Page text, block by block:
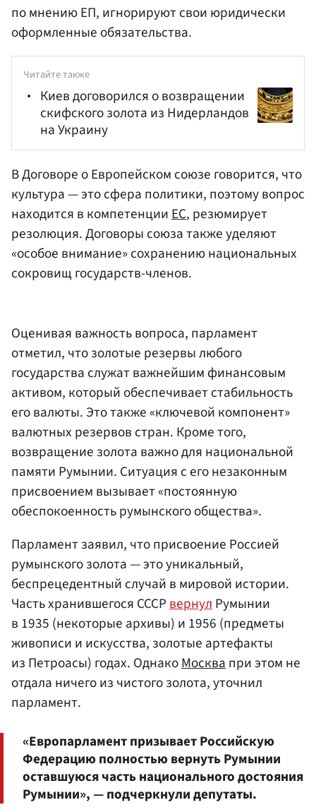
по мнению ЕП, игнорируют свои юридически
оформленные обязательства.
Читайте также
Киев договорился о возвращении
скифского золота из Нидерландов
на Украину
В Договоре о Европейском союзе говорится, что
культура — это сфера политики, поэтому вопрос
находится в компетенции ЕС, резюмирует
резолюция. Договоры союза также уделяют
«особое внимание» сохранению национальных
сокровищ государств-членов.
Оценивая важность вопроса, парламент
отметил, что золотые резервы любого
государства служат важнейшим финансовым
активом, который обеспечивает стабильность
его валюты. Это также «ключевой компонент»
валютных резервов стран. Кроме того,
возвращение золота важно для национальной
памяти Румынии. Ситуация с его незаконным
присвоением вызывает «постоянную
обеспокоенность румынского общества».
Парламент заявил, что присвоение Россией
румынского золота — это уникальный,
беспрецедентный случай в мировой истории.
Часть хранившегося СССРвернулРумынии
в 1935 (некоторые архивы) и 1956 (предметы
живописи и искусства, золотые артефакты
из Петроасы) годах. ОднакоМосквапри этом не
отдала ничего из чистого золота, уточнил
парламент.
«Европарламент призывает Российскую
Федерацию полностью вернуть Румынии
оставшуюся часть национального достояния
Румынии», — подчеркнули депутаты.